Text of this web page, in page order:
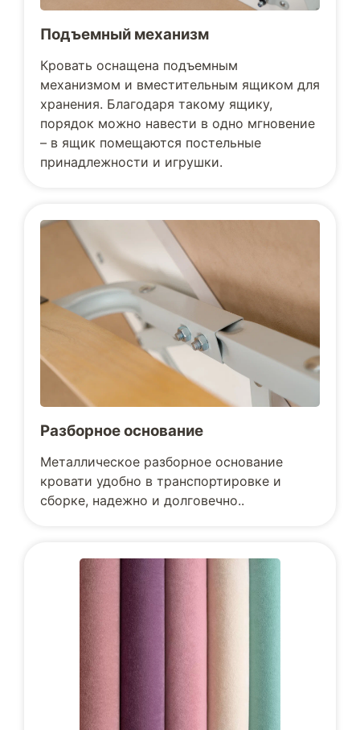
Подъемный механизм
Кровать оснащена подъемным
механизмом и вместительным ящиком для
хранения. Благодаря такому ящику,
порядок можно навести в одно мгновение
– в ящик помещаются постельные
принадлежности и игрушки.
Разборное основание
Металлическое разборное основание
кровати удобно в транспортировке и
сборке, надежно и долговечно..